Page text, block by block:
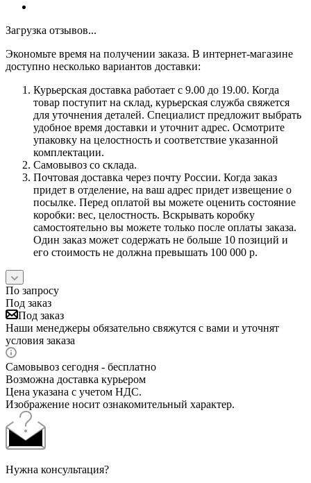
Загрузка отзывов...
Экономьте время на получении заказа. В интернет-магазине
доступно несколько вариантов доставки:
Курьерская доставка работает с 9.00 до 19.00. Когда
товар поступит на склад, курьерская служба свяжется
для уточнения деталей. Специалист предложит выбрать
удобное время доставки и уточнит адрес. Осмотрите
упаковку на целостность и соответствие указанной
комплектации.
Самовывоз со склада.
Почтовая доставка через почту России. Когда заказ
придет в отделение, на ваш адрес придет извещение о
посылке. Перед оплатой вы можете оценить состояние
коробки: вес, целостность. Вскрывать коробку
самостоятельно вы можете только после оплаты заказа.
Один заказ может содержать не больше 10 позиций и
его стоимость не должна превышать 100 000 р.
По запросу
Под заказ
Под заказ
Наши менеджеры обязательно свяжутся с вами и уточнят
условия заказа
Самовывоз сегодня - бесплатно
Возможна доставка курьером
Цена указана с учетом НДС.
Изображение носит ознакомительный характер.
Нужна консультация?